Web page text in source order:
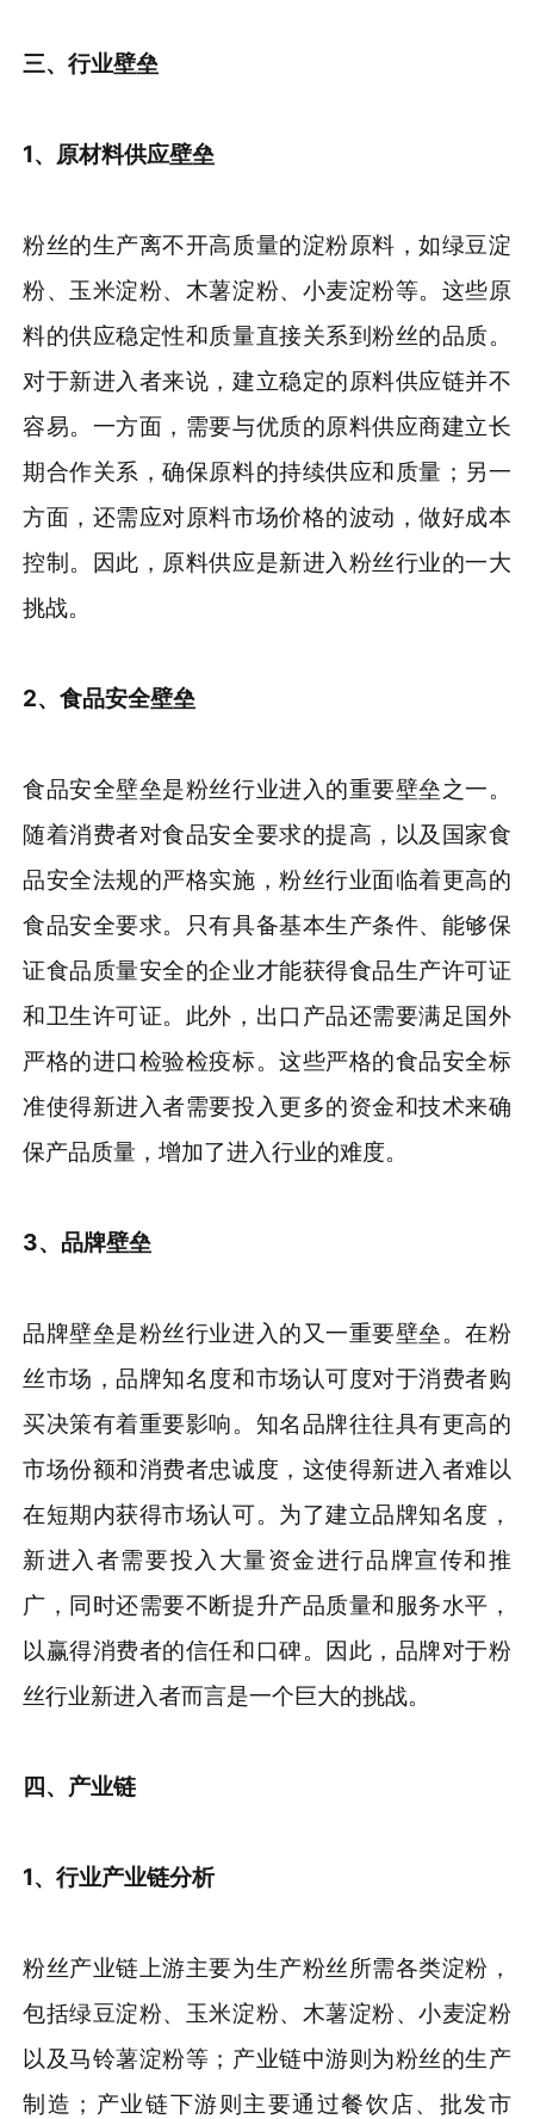
三、行业壁垒
1、原材料供应壁垒
粉丝的生产离不开高质量的淀粉原料，如绿豆淀
粉、玉米淀粉、木薯淀粉、小麦淀粉等。这些原
料的供应稳定性和质量直接关系到粉丝的品质。
对于新进入者来说，建立稳定的原料供应链并不
容易。一方面，需要与优质的原料供应商建立长
期合作关系，确保原料的持续供应和质量；另一
方面，还需应对原料市场价格的波动，做好成本
控制。因此，原料供应是新进入粉丝行业的一大
挑战。
2、食品安全壁垒
食品安全壁垒是粉丝行业进入的重要壁垒之一。
随着消费者对食品安全要求的提高，以及国家食
品安全法规的严格实施，粉丝行业面临着更高的
食品安全要求。只有具备基本生产条件、能够保
证食品质量安全的企业才能获得食品生产许可证
和卫生许可证。此外，出口产品还需要满足国外
严格的进口检验检疫标。这些严格的食品安全标
准使得新进入者需要投入更多的资金和技术来确
保产品质量，增加了进入行业的难度。
3、品牌壁垒
品牌壁垒是粉丝行业进入的又一重要壁垒。在粉
丝市场，品牌知名度和市场认可度对于消费者购
买决策有着重要影响。知名品牌往往具有更高的
市场份额和消费者忠诚度，这使得新进入者难以
在短期内获得市场认可。为了建立品牌知名度，
新进入者需要投入大量资金进行品牌宣传和推
广，同时还需要不断提升产品质量和服务水平，
以赢得消费者的信任和口碑。因此，品牌对于粉
丝行业新进入者而言是一个巨大的挑战。
四、产业链
1、行业产业链分析
粉丝产业链上游主要为生产粉丝所需各类淀粉，
包括绿豆淀粉、玉米淀粉、木薯淀粉、小麦淀粉
以及马铃薯淀粉等；产业链中游则为粉丝的生产
制造；产业链下游则主要通过餐饮店、批发市